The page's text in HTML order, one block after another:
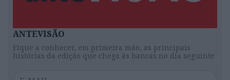
ANTEVISÃO
Fique a conhecer, em primeira mão, as principais
histórias da edição que chega às bancas no dia seguinte